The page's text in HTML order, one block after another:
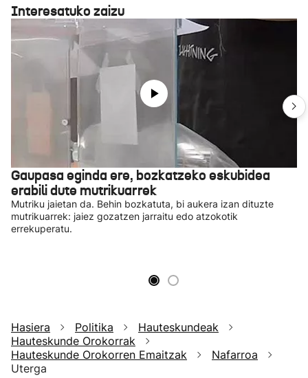
Interesatuko zaizu
Gaupasa eginda ere, bozkatzeko eskubidea
erabili dute mutrikuarrek
Mutriku jaietan da. Behin bozkatuta, bi aukera izan dituzte
mutrikuarrek: jaiez gozatzen jarraitu edo atzokotik
errekuperatu.
Hasiera Politika
Hauteskundeak
Hauteskunde Orokorrak
Hauteskunde Orokorren Emaitzak
Nafarroa
Uterga